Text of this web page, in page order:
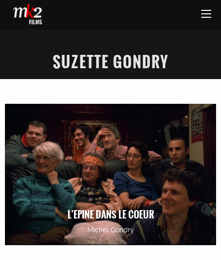
SUZETTE GONDRY
L’EPINE DANS LE COEUR
Michel Gondry